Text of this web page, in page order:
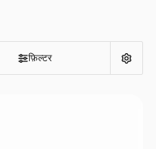
फ़िल्टर